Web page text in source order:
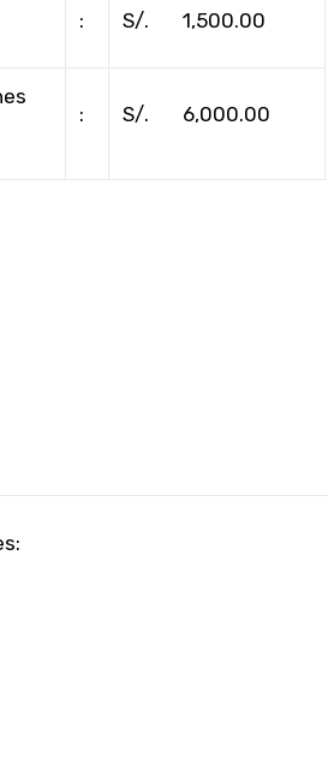
: S/. 1,500.00
: S/. 6,000.00